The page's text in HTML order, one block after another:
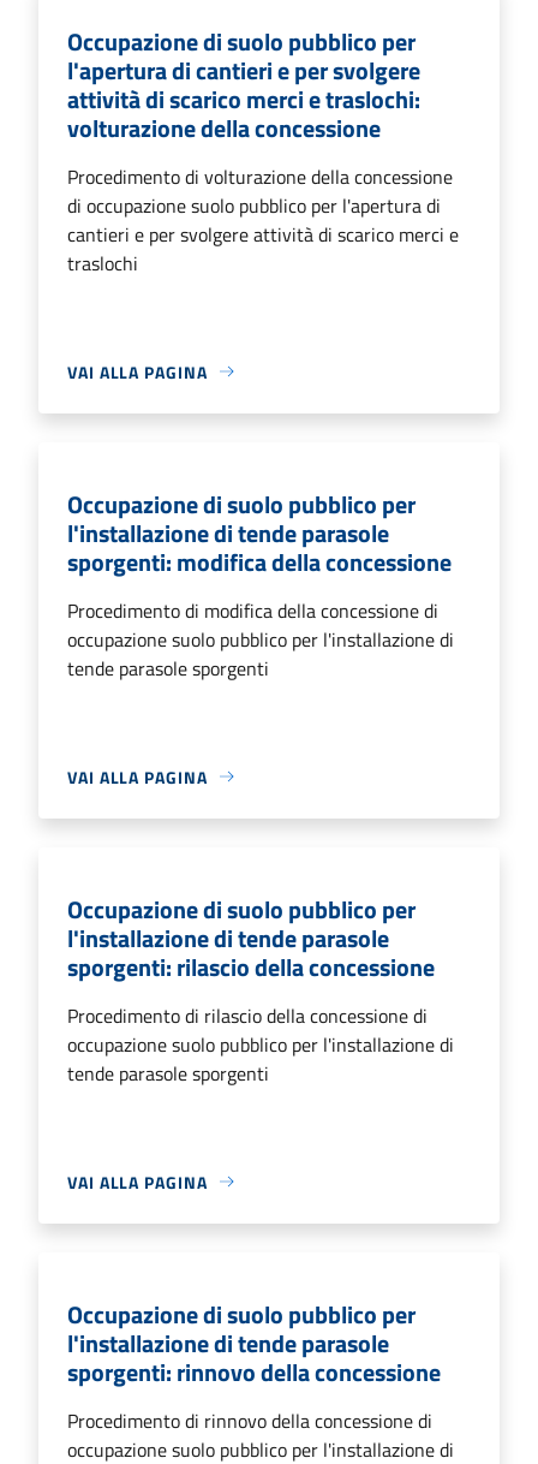
Occupazione di suolo pubblico per
l'apertura di cantieri e per svolgere
attività di scarico merci e traslochi:
volturazione della concessione
Procedimento di volturazione della concessione
di occupazione suolo pubblico per l'apertura di
cantieri e per svolgere attività di scarico merci e
traslochi
VAI ALLA PAGINA
Occupazione di suolo pubblico per
l'installazione di tende parasole
sporgenti: modifica della concessione
Procedimento di modifica della concessione di
occupazione suolo pubblico per l'installazione di
tende parasole sporgenti
VAI ALLA PAGINA
Occupazione di suolo pubblico per
l'installazione di tende parasole
sporgenti: rilascio della concessione
Procedimento di rilascio della concessione di
occupazione suolo pubblico per l'installazione di
tende parasole sporgenti
VAI ALLA PAGINA
Occupazione di suolo pubblico per
l'installazione di tende parasole
sporgenti: rinnovo della concessione
Procedimento di rinnovo della concessione di
occupazione suolo pubblico per l'installazione di